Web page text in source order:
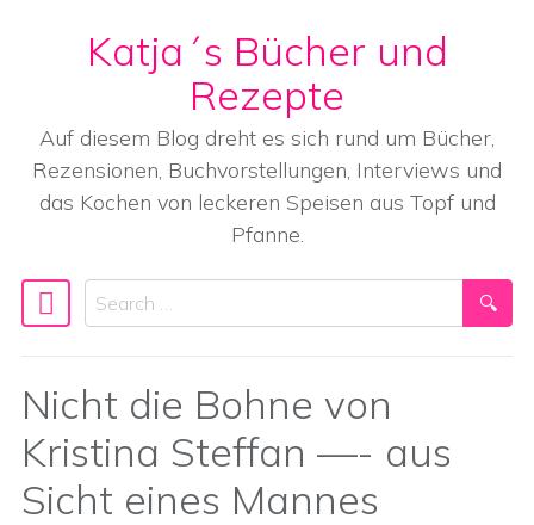
Skip to content
Katja´s Bücher und
Rezepte
Auf diesem Blog dreht es sich rund um Bücher,
Rezensionen, Buchvorstellungen, Interviews und
das Kochen von leckeren Speisen aus Topf und
Pfanne.
Main Navigation
Search
Nicht die Bohne von
Kristina Steffan —- aus
Sicht eines Mannes